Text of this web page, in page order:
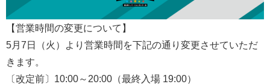
【営業時間の変更について】
5月7日（火）より営業時間を下記の通り変更させていただ
きます。
〔改定前〕10:00～20:00（最終入場 19:00）